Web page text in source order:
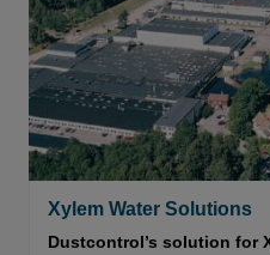
Xylem Water Solutions
Dustcontrol’s solution for